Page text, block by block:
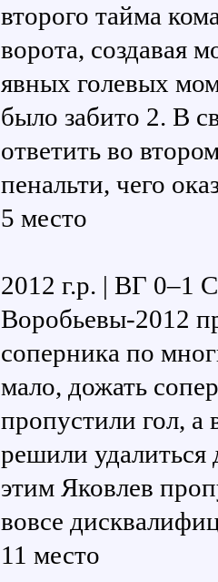
второго тайма
ворота, создавая
явных голевых
было забито 2. В
ответить во
пенальти, чего
5 место
2012 г.р. | ВГ 0–1
Воробьевы-2012
соперника по
мало, дожать
пропустили гол, а
решили удалиться
этим Яковлев
вовсе
11 место